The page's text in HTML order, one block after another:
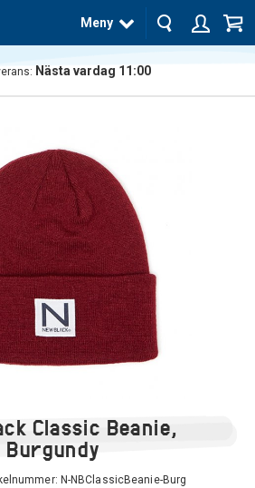
Meny
Nästa vardag 11:00
Classic Beanie,
Burgundy
N-NBClassicBeanie-Burg